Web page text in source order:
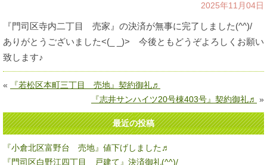
2025年11月04日
『門司区寺内二丁目 売家』の決済が無事に完了しました(^^)/
ありがとうございました<(_ _)> 今後ともどうぞよろしくお願い
致します♪
«
『若松区本町三丁目 売地』契約御礼♬
『志井サンハイツ20号棟403号』契約御礼♬ »
最近の投稿
『小倉北区富野台 売地』値下げしました♬
『門司区白野江四丁目 戸建て』決済御礼(^^)/